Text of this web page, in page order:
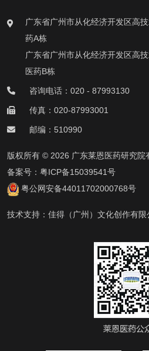
广东省广州市从化经济开发区高
药A栋
广东省广州市从化经济开发区高
医药B栋
咨询电话：020 - 87993130
传真：020-87993001
邮编：510990
版权所有 © 2026 广东莱恩医药研究院
备案号： 粤ICP备15039541号
粤公网安备44011702000768号
技术支持： 佳得（广州）文化创作有限